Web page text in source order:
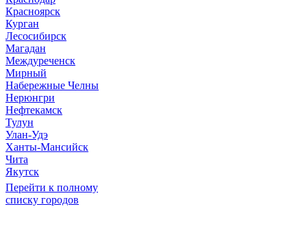
Красноярск
Курган
Лесосибирск
Магадан
Междуреченск
Мирный
Набережные Челны
Нерюнгри
Нефтекамск
Тулун
Улан-Удэ
Ханты-Мансийск
Чита
Якутск
Перейти к полному
списку городов